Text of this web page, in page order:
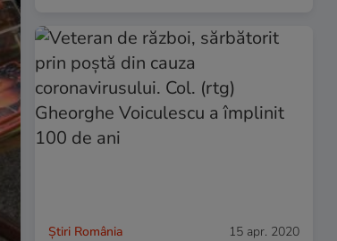
Știri România 15 apr. 2020